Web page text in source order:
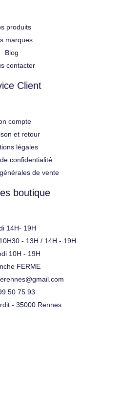
produits
marques
Blog
contacter
Client
compte
et retour
légales
confidentialité
de vente
boutique
14H- 19H
- 13H / 14H - 19H
10H - 19H
FERME
50 75 93
- 35000 Rennes